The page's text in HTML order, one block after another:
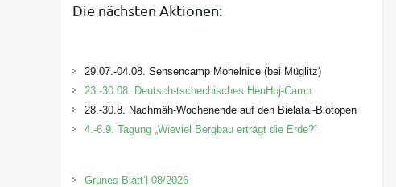
Die nächsten Aktionen:
29.07.-04.08. Sensencamp Mohelnice (bei Müglitz)
23.-30.08. Deutsch-tschechisches HeuHoj-Camp
28.-30.8. Nachmäh-Wochenende auf den Bielatal-Biotopen
4.-6.9. Tagung „Wieviel Bergbau erträgt die Erde?“
Grünes Blätt’l 08/2026